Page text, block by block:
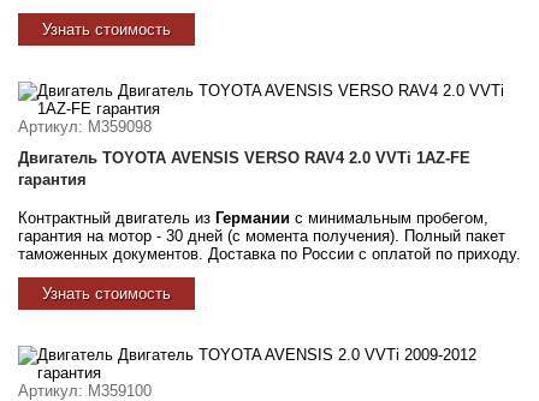
Узнать стоимость
Артикул: M359098
Двигатель TOYOTA AVENSIS VERSO RAV4 2.0 VVTi 1AZ-FE
гарантия
Контрактный двигатель из Германии с минимальным пробегом,
гарантия на мотор - 30 дней (с момента получения). Полный пакет
таможенных документов. Доставка по России с оплатой по приходу.
Узнать стоимость
Артикул: M359100